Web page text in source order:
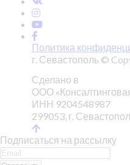
Политика
г. Севастополь ©
Сделано в
ООО
ИНН 9204548987
299053, г.
Подписаться на рассылку